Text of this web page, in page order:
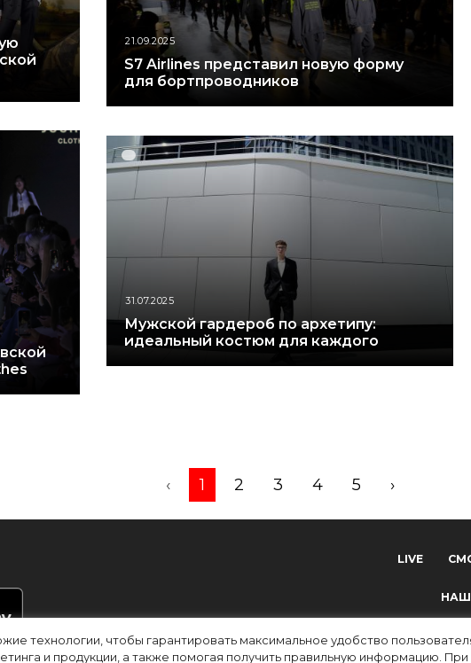
технологии, чтобы гарантировать максимальное удобство
и продукции, а также помогая получить правильную информацию.
21.09.2025
S7 Airlines представил новую форму
для бортпроводников
31.07.2025
Мужской гардероб по архетипу:
идеальный костюм для каждого
‹ 1 2 3 4 5 ›
LIVE